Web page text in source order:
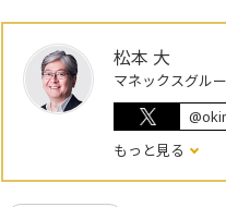
松本 大
マネックスグル
もっと見る